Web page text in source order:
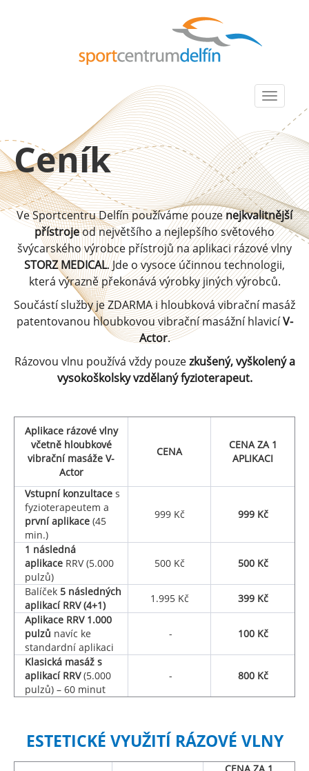
Ceník
Ve Sportcentru Delfín používáme pouzenejkvalitnější
přístrojeod největšího a nejlepšího světového
švýcarského výrobce přístrojů na aplikaci rázové vlny
STORZ MEDICAL. Jde o vysoce účinnou technologii,
která výrazně překonává výrobky jiných výrobců.
Součástí služby je ZDARMA i hloubková vibrační masáž
patentovanou hloubkovou vibrační masážní hlavicíV-
Actor.
Rázovou vlnu používá vždy pouzezkušený, vyškolený a
vysokoškolsky vzdělaný fyzioterapeut.
Aplikace rázové vlny
včetně hloubkové
vibrační masáže V-
Actor
CENA
CENA ZA 1
APLIKACI
Vstupní konzultace s
fyzioterapeutem a
první aplikace (45
min.)
999 Kč 999 Kč
1 následná
aplikace RRV (5.000
pulzů)
500 Kč 500 Kč
Balíček 5 následných
aplikací RRV (4+1)
1.995 Kč
399 Kč
Aplikace RRV 1.000
pulzů navíc ke
standardní aplikaci
- 100 Kč
Klasická masáž s
aplikací RRV(5.000
pulzů) – 60 minut
- 800 Kč
ESTETICKÉ VYUŽITÍ RÁZOVÉ VLNY